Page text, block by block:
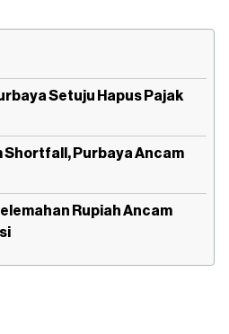
Setuju Hapus Pajak
Shortfall, Purbaya Ancam
Rupiah Ancam